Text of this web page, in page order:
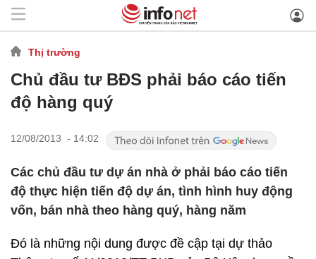
Thị trường
Chủ đầu tư BĐS phải báo cáo tiến
độ hàng quý
12/08/2013 - 14:02
Các chủ đầu tư dự án nhà ở phải báo cáo tiến
độ thực hiện tiến độ dự án, tình hình huy động
vốn, bán nhà theo hàng quý, hàng năm
Đó là những nội dung được đề cập tại dự thảo